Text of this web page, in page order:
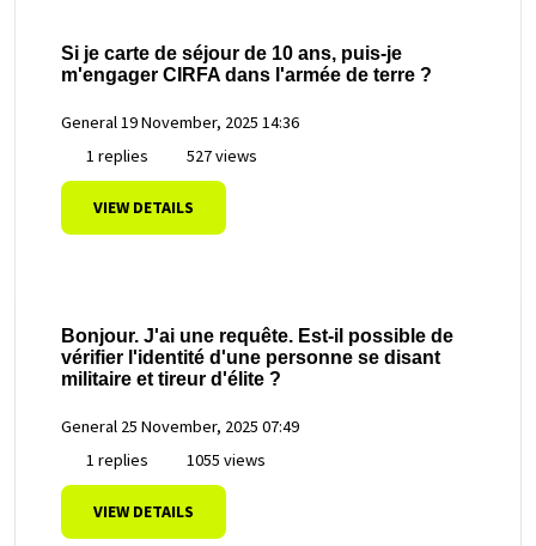
Si je carte de séjour de 10 ans, puis-je
m'engager CIRFA dans l'armée de terre ?
General19 November, 2025 14:36
1 replies
527 views
VIEW DETAILS
Bonjour. J'ai une requête. Est-il possible de
vérifier l'identité d'une personne se disant
militaire et tireur d'élite ?
General 25 November, 2025 07:49
1 replies
1055 views
VIEW DETAILS